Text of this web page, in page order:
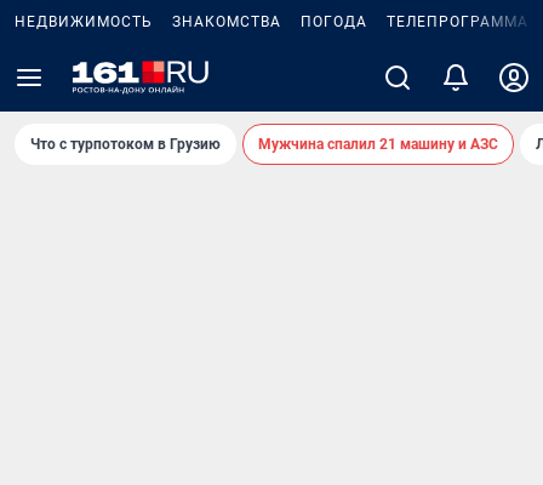
НЕДВИЖИМОСТЬ ЗНАКОМСТВА ПОГОДА ТЕЛЕПРОГРАММА
Что с турпотоком в Грузию Мужчина спалил 21 машину и АЗС